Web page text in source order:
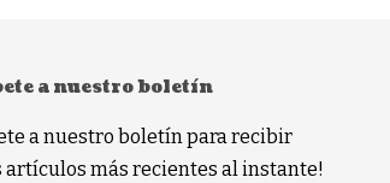
a nuestro boletín
a nuestro boletín para recibir
artículos más recientes al instante!